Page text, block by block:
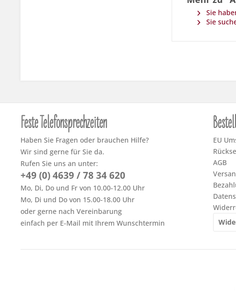
Sie
Sie
Feste Telefonsprechzeiten
Haben Sie Fragen oder brauchen Hilfe?
Wir sind gerne für Sie da.
Rufen Sie uns an unter:
+49 (0) 4639 / 78 34 620
Mo, Di, Do und Fr von 10.00-12.00 Uhr
Mo, Di und Do von 15.00-18.00 Uhr
oder gerne nach Vereinbarung
einfach per E-Mail mit Ihrem Wunschtermin
EU
AGB